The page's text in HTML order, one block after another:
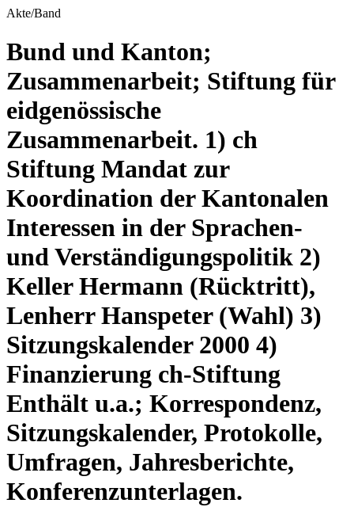
Akte/Band
Bund und Kanton;
Zusammenarbeit; Stiftung für
eidgenössische
Zusammenarbeit. 1) ch
Stiftung Mandat zur
Koordination der Kantonalen
Interessen in der Sprachen-
und Verständigungspolitik 2)
Keller Hermann (Rücktritt),
Lenherr Hanspeter (Wahl) 3)
Sitzungskalender 2000 4)
Finanzierung ch-Stiftung
Enthält u.a.; Korrespondenz,
Sitzungskalender, Protokolle,
Umfragen, Jahresberichte,
Konferenzunterlagen.